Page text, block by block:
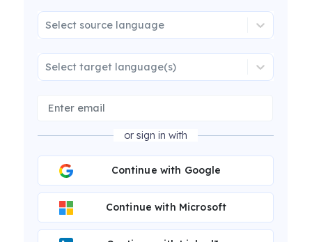
Select source language
Select target language(s)
or sign in with
Continue with Google
Continue with Microsoft